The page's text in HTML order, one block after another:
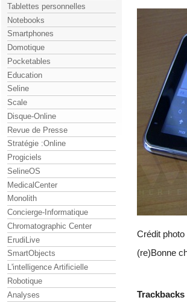
Crédit
(re)Bonne
Trackbacks
Tablettes personnelles
Notebooks
Smartphones
Domotique
Pocketables
Education
Seline
Scale
Disque-Online
Revue de Presse
Stratégie :Online
Progiciels
SelineOS
MedicalCenter
Monolith
Concierge-Informatique
Chromatographic Center
ErudiLive
SmartObjects
L'intelligence Artificielle
Robotique
Analyses